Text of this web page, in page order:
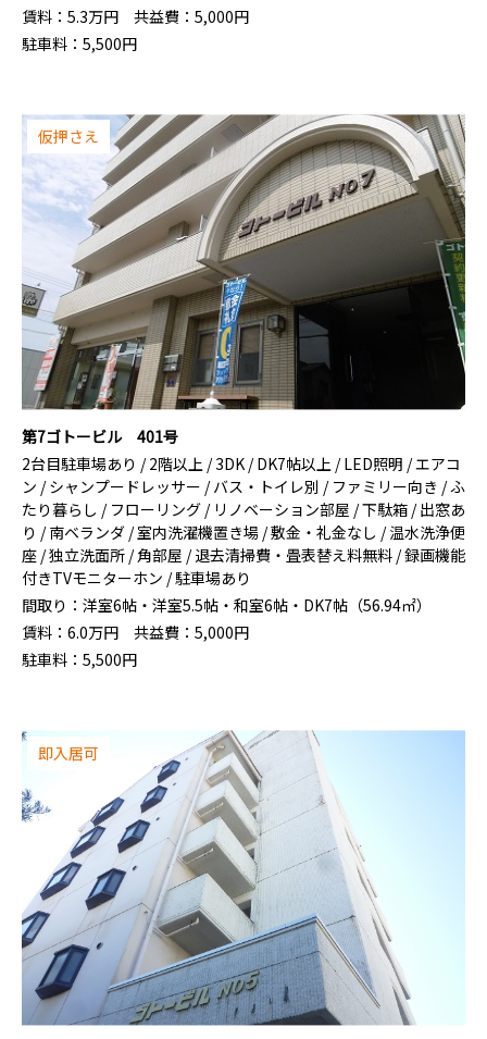
賃料： 5.3万円 共益費： 5,000円
駐車料： 5,500円
仮押さえ
第7ゴトービル 401号
2台目駐車場あり / 2階以上 / 3DK / DK7帖以上 / LED照明 / エアコ
ン / シャンプードレッサー / バス・トイレ別 / ファミリー向き / ふ
たり暮らし / フローリング / リノベーション部屋 / 下駄箱 / 出窓あ
り / 南ベランダ / 室内洗濯機置き場 / 敷金・礼金なし / 温水洗浄便
座 / 独立洗面所 / 角部屋 / 退去清掃費・畳表替え料無料 / 録画機能
付きTVモニターホン / 駐車場あり
間取り： 洋室6帖・洋室5.5帖・和室6帖・DK7帖（56.94㎡）
賃料： 6.0万円 共益費： 5,000円
駐車料： 5,500円
即入居可